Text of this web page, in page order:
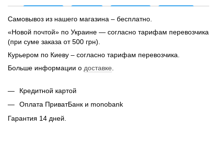
Самовывоз из нашего магазина – бесплатно.
«Новой почтой» по Украине — согласно тарифам перевозчика
(при суме заказа от 500 грн).
Курьером по Киеву – согласно тарифам перевозчика.
Больше информации о доставке
Кредитной картой
Оплата ПриватБанк и monobank
Гарантия 14 дней.